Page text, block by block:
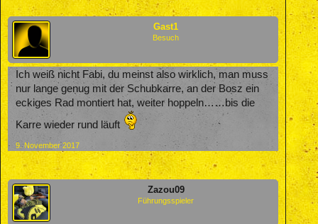
Gast1
Besuch
Ich weiß nicht Fabi, du meinst also wirklich, man muss
nur lange genug mit der Schubkarre, an der Bosz ein
eckiges Rad montiert hat, weiter hoppeln……bis die
Karre wieder rund läuft
9. November 2017
Zazou09
Führungsspieler